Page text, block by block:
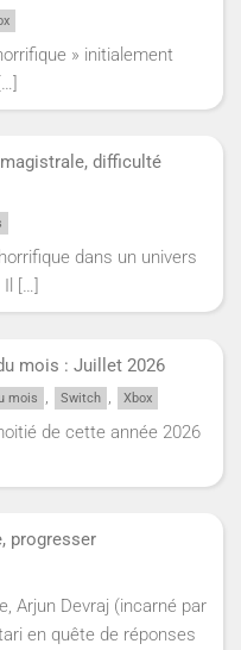
» initialement
[…]
difficulté
dans un univers
[…]
mois : Juillet 2026
mois , Switch , Xbox
de cette année 2026
progresser
Arjun Devraj (incarné par
en quête de réponses